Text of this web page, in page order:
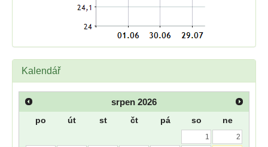
Kalendář
srpen 2026
po út st čt pá so ne
1
2